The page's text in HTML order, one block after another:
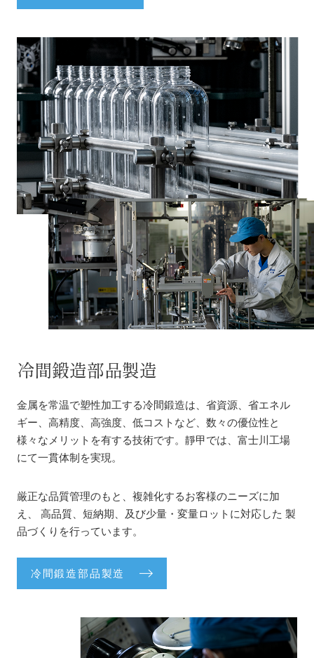
冷間鍛造部品製造
金属を常温で塑性加工する冷間鍛造は、省資源、省エネル
ギー、高精度、高強度、低コストなど、数々の優位性と
様々なメリットを有する技術です。靜甲では、富士川工場
にて一貫体制を実現。
厳正な品質管理のもと、複雑化するお客様のニーズに加
え、
高品質、短納期、及び少量・変量ロットに対応した 製
品づくりを行っています。
冷間鍛造部品製造